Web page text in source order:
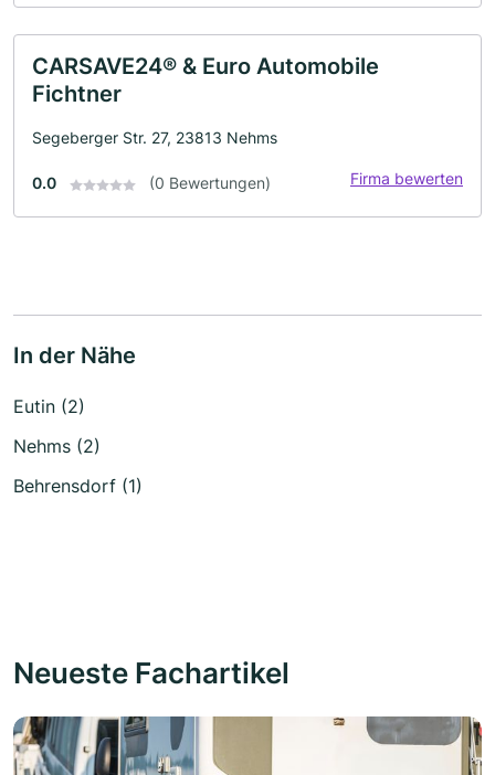
CARSAVE24® & Euro Automobile
Fichtner
Segeberger Str. 27, 23813 Nehms
0.0 (0 Bewertungen) Firma bewerten
In der Nähe
Eutin (2)
Nehms (2)
Behrensdorf (1)
Neueste Fachartikel